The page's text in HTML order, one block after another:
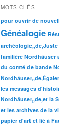
MOTS CLÉS
pour ouvrir de
Généalogie
familière
du comté de bande
les messages
Nordhäuser,,de,et la
et les archives de la
papier d'art et lié à